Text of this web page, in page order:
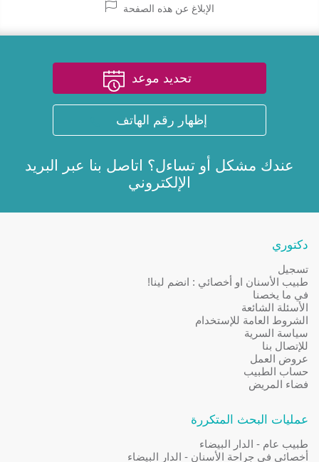
الإبلاغ عن هذه الصفحة
تحديد موعد
إظهار رقم الهاتف
عندك مشكل أو تساءل؟ اتاصل بنا عبر
البريد
الإلكتروني
دكتوري
تسجيل
طبيب الأسنان او أخصائي : انضم لينا!
في ما يخصنا
الأسئلة الشائعة
الشروط العامة للإستخدام
سياسة السرية
للإتصال بنا
عروض العمل
حساب الطبيب
فضاء المريض
عمليات البحث المتكررة
طبيب عام - الدار البيضاء
أخصائي في جراحة الأسنان - الدار البيضاء